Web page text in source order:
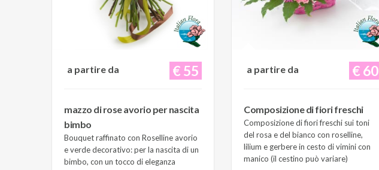
€ 55
a partire da
mazzo di rose avorio per nascita
bimbo
Bouquet raffinato con Roselline avorio
e verde decorativo: per la nascita di un
bimbo, con un tocco di eleganza
€ 60
a partire da
Composizione di fiori freschi
Composizione di fiori freschi sui toni
del rosa e del bianco con roselline,
lilium e gerbere in cesto di vimini con
manico (il cestino può variare)